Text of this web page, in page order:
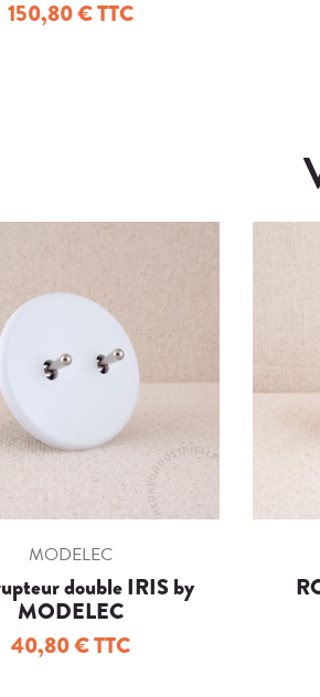
150,80 € TTC
MODELEC
double IRIS by
MODELEC
40,80 € TTC